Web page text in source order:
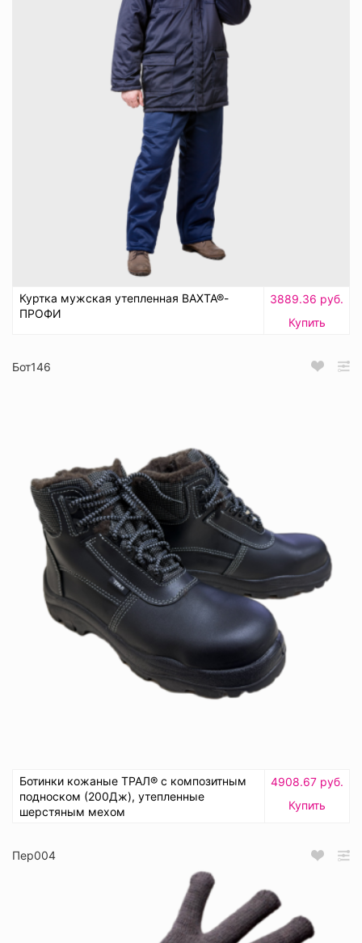
Куртка мужская утепленная ВАХТА®-
ПРОФИ
3889.36 руб.
Купить
Бот146
Ботинки кожаные ТРАЛ® с композитным
подноском (200Дж), утепленные
шерстяным мехом
4908.67 руб.
Купить
Пер004